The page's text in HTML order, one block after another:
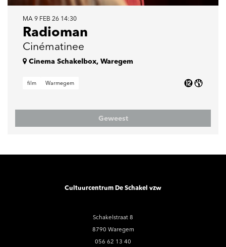
Radioman
Cinématinee
MA 9 FEB 26 14:30
Cinema Schakelbox, Waregem
film Warmegem
Geweest
Cultuurcentrum De Schakel vzw
Schakelstraat 8
8790 Waregem
056 62 13 40